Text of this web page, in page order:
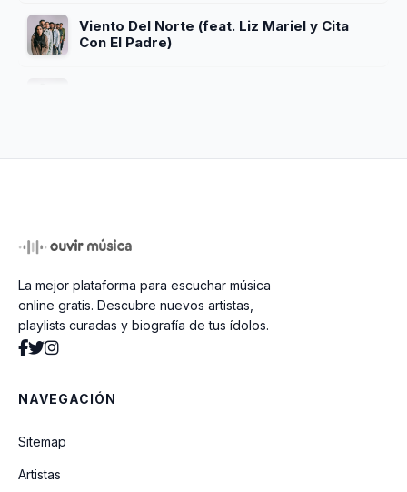
Viento Del Norte (feat. Liz Mariel y Cita
Con El Padre)
Si Tu Presencia Conmigo No Va
La mejor plataforma para escuchar música
online gratis. Descubre nuevos artistas,
playlists curadas y biografía de tus ídolos.
NAVEGACIÓN
Sitemap
Artistas